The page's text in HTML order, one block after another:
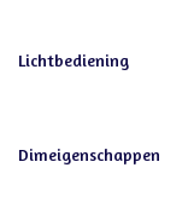
Lichtbediening
Dimeigenschappen